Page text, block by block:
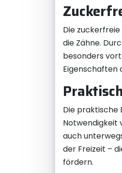
Die
die Zähne.
besonders
Eigenschaften
Die praktische
Notwendigkeit
auch
der Freizeit –
fördern.